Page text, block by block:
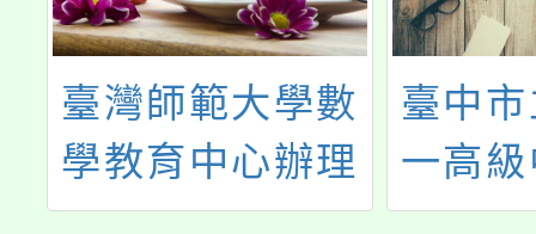
臺灣師範大學數
學教育中心辦理
「數學素養教學
臺中
一高
辦理